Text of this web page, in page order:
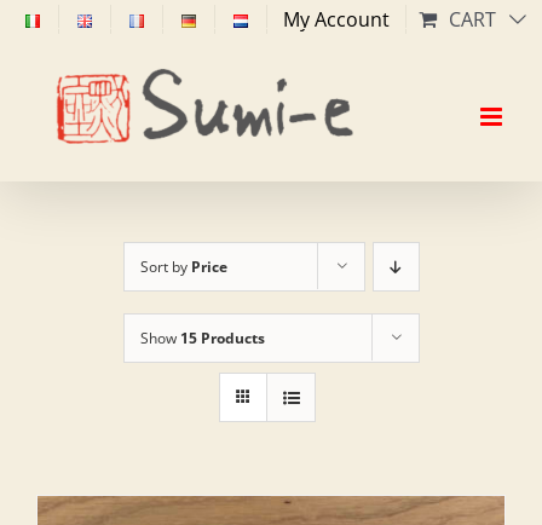
Skip
content
My Account CART
Sort by Price
Show 15 Products